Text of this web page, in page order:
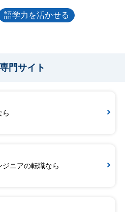
語学力を活かせる
専門サイト
ら
ジニアの転職なら